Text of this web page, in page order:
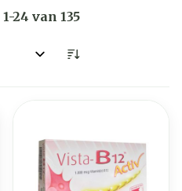
1-24 van 135